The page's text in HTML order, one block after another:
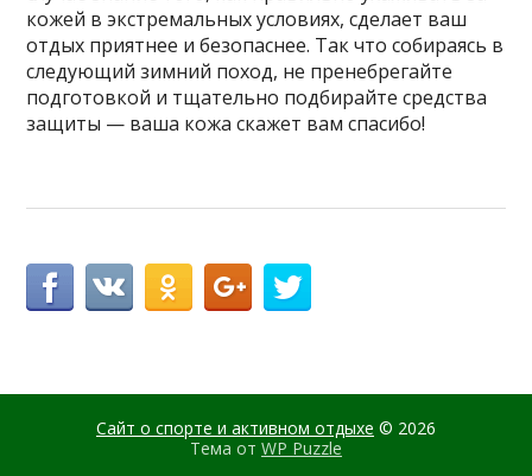
кожей в экстремальных условиях, сделает ваш
отдых приятнее и безопаснее. Так что собираясь в
следующий зимний поход, не пренебрегайте
подготовкой и тщательно подбирайте средства
защиты — ваша кожа скажет вам спасибо!
Сайт о спорте и активном отдыхе © 2026
Тема от WP Puzzle